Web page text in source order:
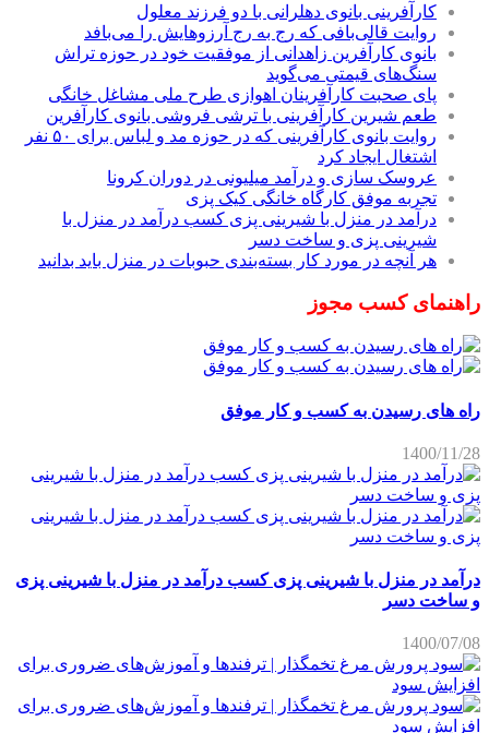
کارآفرینی بانوی دهلرانی با دو فرزند معلول
روایت قالی‌بافی که رج به رج آرزوهایش را می‌بافد
بانوی کارآفرین زاهدانی از موفقیت خود در حوزه تراش
سنگ‌های قیمتی می‌گوید
پای صحبت کارآفرینان اهوازی طرح ملی مشاغل خانگی
طعم شیرین کارآفرینی با ترشی فروشی بانوی کارآفرین
روایت بانوی کارآفرینی که در حوزه مد و لباس برای ۵۰ نفر
اشتغال ایجاد کرد
عروسک سازی و درآمد میلیونی در دوران کرونا
تجربه موفق کارگاه خانگی کیک پزی
درآمد در منزل با شیرینی پزی کسب درآمد در منزل با
شیرینی پزی و ساخت دسر
هر آنچه در مورد کار بسته‌بندی حبوبات در منزل باید بدانید
راهنمای کسب مجوز
راه های رسیدن به کسب و کار موفق
1400/11/28
درآمد در منزل با شیرینی پزی کسب درآمد در منزل با شیرینی پزی
و ساخت دسر
1400/07/08